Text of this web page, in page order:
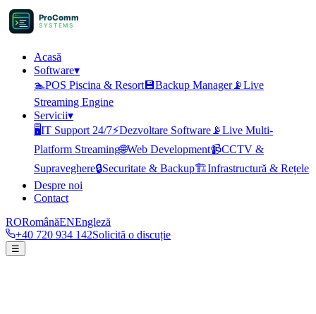
ProComm
SYSTEMS
Acasă
Software▾
🏊POS Piscina & Resort 💾Backup Manager📡Live
Streaming Engine
Servicii▾
🖥️IT Support 24/7⚡Dezvoltare Software 📡Live Multi-
Platform Streaming🌐Web Development📹CCTV &
Supraveghere🔒Securitate & Backup🏗️Infrastructură & Rețele
Despre noi
Contact
RORomânăENEngleză
+40 720 934 142Solicită o discuție
☰